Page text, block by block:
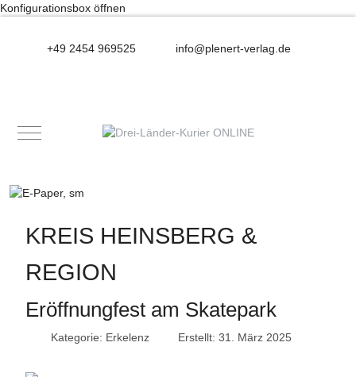
Konfigurationsbox öffnen
+49 2454 969525 info@plenert-verlag.de
Mobile Menu Toggle
KREIS HEINSBERG &
REGION
Eröffnungfest am Skatepark
Kategorie: Erkelenz Erstellt: 31. März 2025